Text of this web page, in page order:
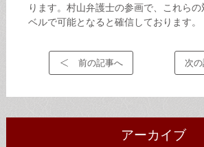
ります。村山弁護士の参画で、これら
ベルで可能となると確信しております。
前の記事へ 次
アーカイブ